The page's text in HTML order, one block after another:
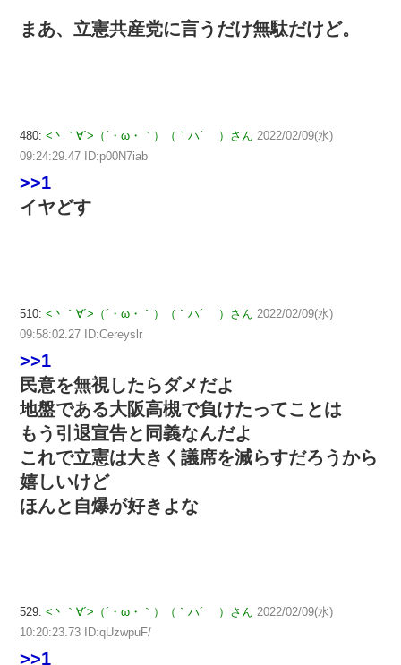
まあ、立憲共産党に言うだけ無駄だけど。
480: <丶｀∀´>（´・ω・｀）（｀ハ´ ）さん 2022/02/09(水)
09:24:29.47 ID:p00N7iab
>>1
イヤどす
510: <丶｀∀´>（´・ω・｀）（｀ハ´ ）さん 2022/02/09(水)
09:58:02.27 ID:Cereyslr
>>1
民意を無視したらダメだよ
地盤である大阪高槻で負けたってことは
もう引退宣告と同義なんだよ
これで立憲は大きく議席を減らすだろうから
嬉しいけど
ほんと自爆が好きよな
529: <丶｀∀´>（´・ω・｀）（｀ハ´ ）さん 2022/02/09(水)
10:20:23.73 ID:qUzwpuF/
>>1